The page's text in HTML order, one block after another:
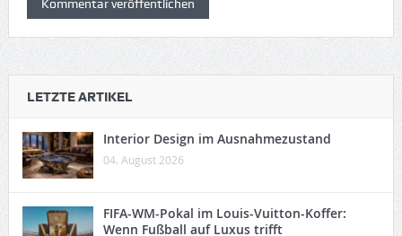
LETZTE ARTIKEL
Interior Design im Ausnahmezustand
04. August 2026
FIFA-WM-Pokal im Louis-Vuitton-Koffer:
Wenn Fußball auf Luxus trifft